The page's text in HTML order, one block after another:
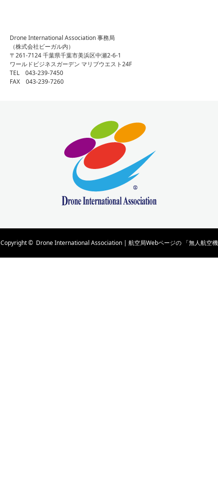
Drone International Association 事務局
（株式会社ビーガル内）
〒261-7124 千葉県千葉市美浜区中瀬2-6-1
ワールドビジネスガーデン マリブウエスト24F
TEL 043-239-7450
FAX 043-239-7260
Copyright © Drone International Association | 航空局Webページの 「無人航空機